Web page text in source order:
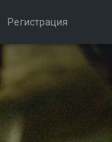
Регистрация